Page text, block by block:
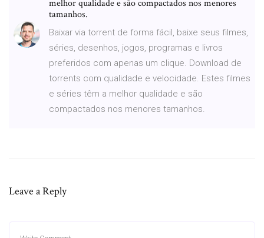
melhor qualidade e são compactados nos menores
tamanhos.
Baixar via torrent de forma fácil, baixe seus filmes,
séries, desenhos, jogos, programas e livros
preferidos com apenas um clique. Download de
torrents com qualidade e velocidade. Estes filmes
e séries têm a melhor qualidade e são
compactados nos menores tamanhos.
Leave a Reply